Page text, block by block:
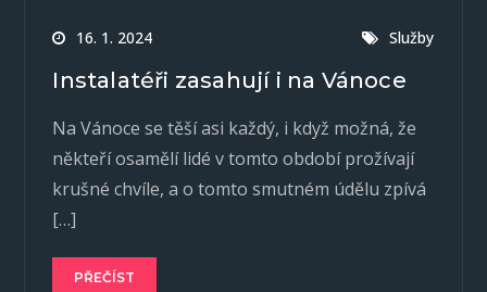
16. 1. 2024 Služby
Instalatéři zasahují i na Vánoce
Na Vánoce se těší asi každý, i když možná, že
někteří osamělí lidé v tomto období prožívají
krušné chvíle, a o tomto smutném údělu zpívá
[…]
PŘEČÍST